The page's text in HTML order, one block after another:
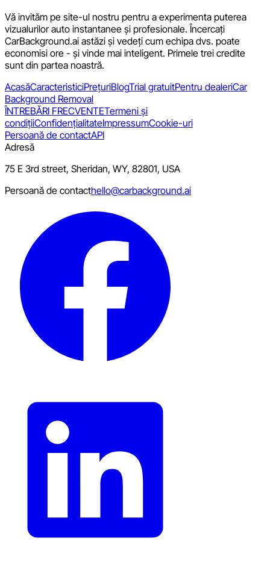
Vă invităm pe site-ul nostru pentru a experimenta puterea
vizualurilor auto instantanee și profesionale. Încercați
CarBackground.ai astăzi și vedeți cum echipa dvs. poate
economisi ore - și vinde mai inteligent. Primele trei credite
sunt din partea noastră.
AcasăCaracteristiciPrețuriBlogTrial gratuitPentru dealeriCar
Background Removal
ÎNTREBĂRI FRECVENTETermeni și
condițiiConfidențialitateImpressumCookie-uri
Persoană de contactAPI
Adresă
75 E 3rd street, Sheridan, WY, 82801, USA
Persoană de contacthello@carbackground.ai